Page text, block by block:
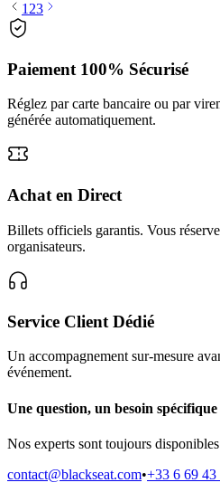
1 23
Paiement 100% Sécurisé
Réglez par carte bancaire ou par
générée automatiquement.
Achat en Direct
Billets officiels garantis. Vous
organisateurs.
Service Client Dédié
Un accompagnement sur-mesure
événement.
Une question, un besoin spécifique
Nos experts sont toujours
contact@blackseat.com•+33 6 69 43